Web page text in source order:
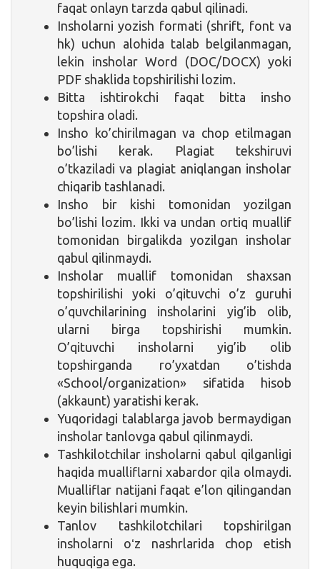
faqat onlayn tarzda qabul qilinadi.
Insholarni yozish formati (shrift, font va
hk) uchun alohida talab belgilanmagan,
lekin insholar Word (DOC/DOCX) yoki
PDF shaklida topshirilishi lozim.
Bitta ishtirokchi faqat bitta insho
topshira oladi.
Insho ko’chirilmagan va chop etilmagan
bo’lishi kerak. Plagiat tekshiruvi
o’tkaziladi va plagiat aniqlangan insholar
chiqarib tashlanadi.
Insho bir kishi tomonidan yozilgan
bo’lishi lozim. Ikki va undan ortiq muallif
tomonidan birgalikda yozilgan insholar
qabul qilinmaydi.
Insholar muallif tomonidan shaxsan
topshirilishi yoki o’qituvchi o’z guruhi
o’quvchilarining insholarini yig’ib olib,
ularni birga topshirishi mumkin.
O’qituvchi insholarni yig’ib olib
topshirganda ro’yxatdan o’tishda
«School/organization» sifatida hisob
(akkaunt) yaratishi kerak.
Yuqoridagi talablarga javob bermaydigan
insholar tanlovga qabul qilinmaydi.
Tashkilotchilar insholarni qabul qilganligi
haqida mualliflarni xabardor qila olmaydi.
Mualliflar natijani faqat e’lon qilingandan
keyin bilishlari mumkin.
Tanlov tashkilotchilari topshirilgan
insholarni oʻz nashrlarida chop etish
huquqiga ega.